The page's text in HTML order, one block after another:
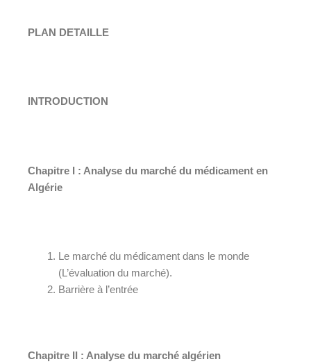
PLAN DETAILLE
INTRODUCTION
Chapitre I : Analyse du marché du médicament en
Algérie
Le marché du médicament dans le monde
(L’évaluation du marché).
Barrière à l’entrée
Chapitre II : Analyse du marché algérien